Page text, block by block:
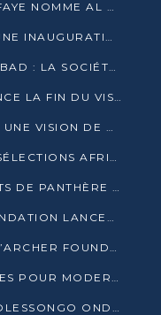
SÉNÉGAL : BASSIROU DIOMAYE FAYE NOMME AL AMINOU LÔ PREMIER MINISTRE
MUSÉE NATIONAL DU CONGO : UNE INAUGURATION PORTEUSE D’ESPOIR POUR LA CULTURE
ASSEMBLÉES ANNUELLES DE LA BAD : LA SOCIÉTÉ CIVILE CONGOLAISE À LA RECHERCHE DE PARTENAIRES POUR SES PROJETS
DENIS SASSOU-NGUESSO ANNONCE LA FIN DU VISA POUR LES AFRICAINS EN 2027
OIF : LE DR. COUMBA BÂ PORTE UNE VISION DE DIALOGUE, DE STABILITÉ ET DE RÉFORME À LA TÊTE
ÉLIMINATOIRES CAN 2027 : LES SÉLECTIONS AFRICAINES CONNAISSENT LEURS ADVERSAIRES
QUATRE PRÉSUMÉS TRAFIQUANTS DE PANTHÈRE ARRÊTÉS À EWO
EWAWA PLUS ET L’ARCHER FOUNDATION LANCENT UN CAMP DE BASKET POUR LES JEUNES À BRAZZAVILLE
BASKETBALL: EWAWA PLUS ET L’ARCHER FOUNDATION LANCENT UN CAMP POUR LES JEUNES
AGL CONGO LIVRE 270 VÉHICULES POUR MODERNISER LE TRANSPORT URBAIN
PASSEPORT AU CONGO : JEAN-OLESSONGO ONDAYE VEUT METTRE FIN AUX LENTEURS ADMINISTRATIVES